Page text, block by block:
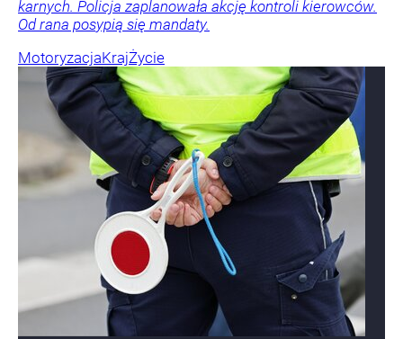
karnych. Policja zaplanowała akcję kontroli kierowców.
Od rana posypią się mandaty.
MotoryzacjaKrajŻycie